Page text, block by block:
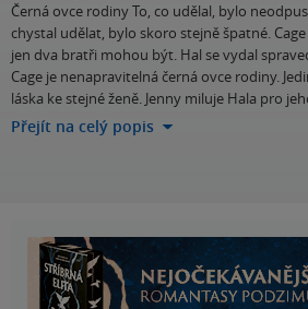
Černá ovce rodiny To, co udělal, bylo
chystal udělat, bylo skoro stejně špatné.
jen dva bratři mohou být. Hal se vydal
Cage je nenapravitelná černá ovce rodiny.
láska ke stejné ženě. Jenny miluje Hala pro
Přejít na celý popis